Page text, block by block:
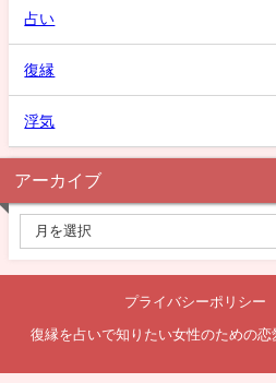
占い
復縁
浮気
アーカイブ
プライバシーポリシー
復縁を占いで知りたい女性のための恋